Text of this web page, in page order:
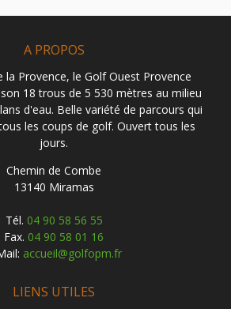
A PROPOS
Provence, le Golf Ouest Provence
18 trous de 5 530 mètres au milieu
d'eau. Belle variété de parcours qui
les coups de golf. Ouvert tous les
jours.
Chemin de Combe
13140 Miramas
Tél. 04 90 58 56 55
Fax. 04 90 58 01 16
accueil@golfopm.fr
LIENS UTILES